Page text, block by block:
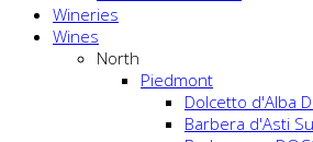
Wineries
Wines
North
Piedmont
Dolcetto d'Alba
Barbera d'Asti